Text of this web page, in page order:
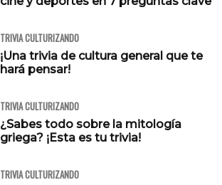
TRIVIA CULTURIZANDO
¡Una trivia de cultura general que te
hará pensar!
TRIVIA CULTURIZANDO
¿Sabes todo sobre la mitología
griega? ¡Esta es tu trivia!
TRIVIA CULTURIZANDO